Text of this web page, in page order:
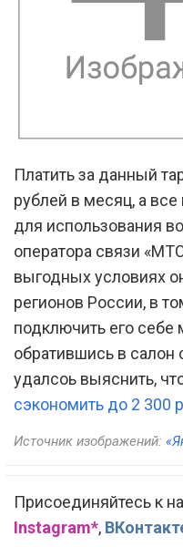
Платить за данный
рублей в месяц, а
для использования
оператора связи
выгодных условиях
регионов России, в
подключить его
обратившись в салон
удалсоь выяснить,
сэкономить до 2 300
Источник изображений:
Присоединяйтесь к
Instagram*,